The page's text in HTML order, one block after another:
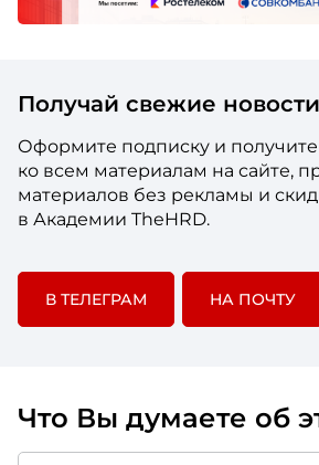
Получай свежие новости
Оформите подписку и
ко всем материалам на сайте,
материалов без рекламы и
в Академии TheHRD.
В ТЕЛЕГРАМ НА ПОЧТУ
Что Вы думаете об